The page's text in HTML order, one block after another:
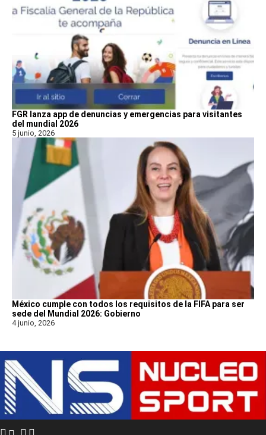
FGR lanza app de denuncias y emergencias para visitantes
del mundial 2026
5 junio, 2026
México cumple con todos los requisitos de la FIFA para ser
sede del Mundial 2026: Gobierno
4 junio, 2026